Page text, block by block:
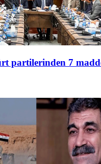
partilerinden 7